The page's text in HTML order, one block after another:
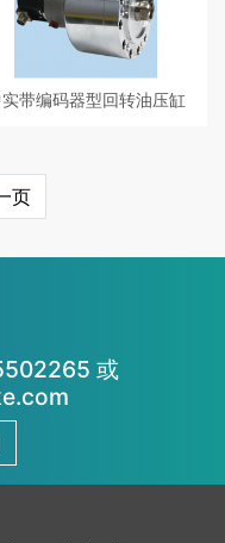
带编码器型回转油压缸
控机床安装编码器的繁琐的
。无需同步轮，同步带，连轴
架，轴承，齿轮. 因结构的特
页
或